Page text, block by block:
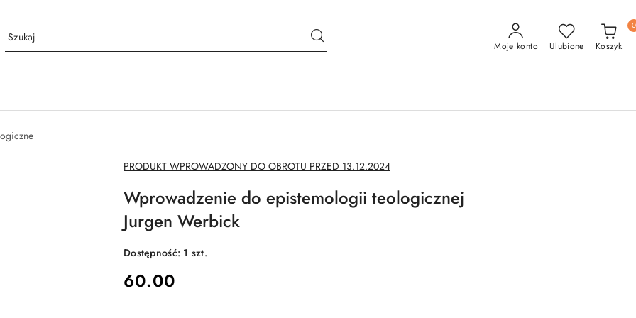
Moje konto Ulubione Koszyk
0
NAZWA
PRODUCENTA:
PRODUKT WPROWADZONY DO OBROTU PRZED 13.12.2024
Wprowadzenie do epistemologii teologicznej
Jurgen Werbick
Dostępność: 1 szt.
cena:
60.00